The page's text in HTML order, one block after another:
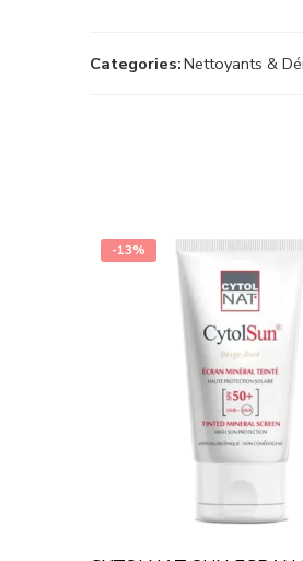
Categories:Nettoyants &
-13%